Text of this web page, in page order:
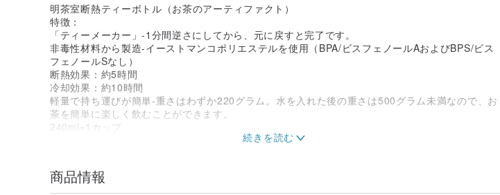
明茶室断熱ティーボトル（お茶のアーティファクト）
特徴：
「ティーメーカー」-1分間逆さにしてから、元に戻すと完了です。
非毒性材料から製造-イーストマンコポリエステルを使用（BPA/ビスフェノールAおよびBPS/ビス
フェノールSなし）
断熱効果：約5時間
冷却効果：約10時間
軽量で持ち運びが簡単-重さはわずか220グラム。水を入れた後の重さは500グラム未満なので、お
茶を簡単に楽しく飲むことができます。
240ml=1カップ
商品情報